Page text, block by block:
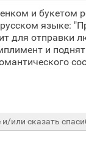
и букетом
языке:
для отправки
и
или сказать